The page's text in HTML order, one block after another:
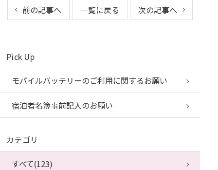
前の記事へ 一覧に戻る 次の記事へ
Pick Up
モバイルバッテリーのご利用に関するお願い
宿泊者名簿事前記入のお願い
カテゴリ
すべて(123)